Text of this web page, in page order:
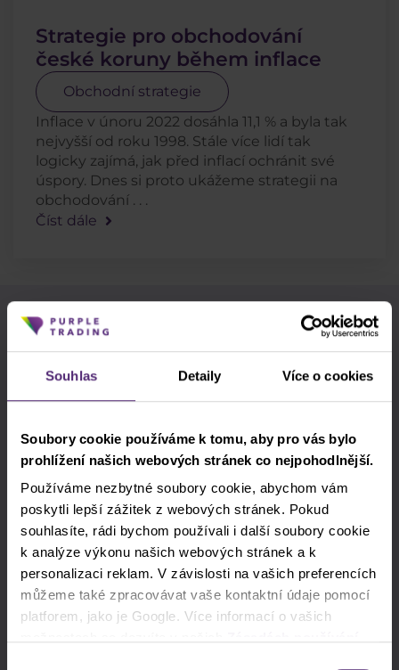
Souhlas Detaily Více o cookies
Soubory cookie používáme k tomu, aby pro vás bylo
prohlížení našich webových stránek co nejpohodlnější.
Používáme nezbytné soubory cookie, abychom vám
poskytli lepší zážitek z webových stránek. Pokud
souhlasíte, rádi bychom používali i další soubory cookie
k analýze výkonu našich webových stránek a k
personalizaci reklam. V závislosti na vašich preferencích
můžeme také zpracovávat vaše kontaktní údaje pomocí
platforem, jako je Google. Více informací o vašich
Strategie pro obchodování
české koruny během inflace
Obchodní strategie
Inflace v únoru 2022 dosáhla 11,1 % a byla tak
nejvyšší od roku 1998. Stále více lidí tak
logicky zajímá, jak před inflací ochránit své
úspory. Dnes si proto ukážeme strategii na
obchodování . . .
Číst dále
Použijte štítky pro rychlejší vyhledávání
Akcie Akciové indexy Apple
Donald Trump EURCZK Forex
Fundamentální analýza GBPUSD
Indikátory Intraday Komodity
Legendy tradingu Meta MT4
NASDAQ Obchodní strategie